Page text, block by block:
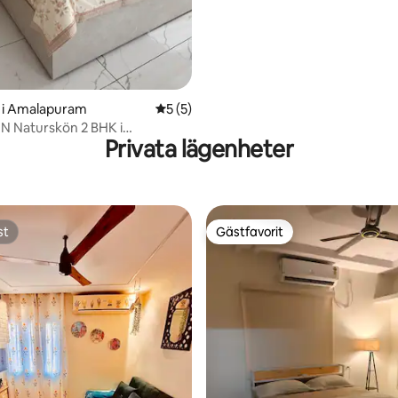
Amalapuram 5 av 5 i genomsnittligt betyg, 5
5 (5)
i
Privata lägenheter
Gästfavorit
Gästfavorit